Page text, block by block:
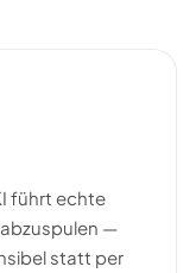
führt echte
abzuspulen —
statt per